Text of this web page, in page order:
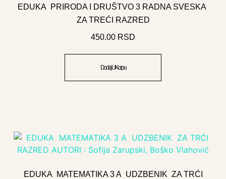
EDUKA PRIRODA I DRUŠTVO 3 RADNA SVESKA
ZA TREĆI RAZRED
450.00 RSD
Dodaj U Korpu
EDUKA MATEMATIKA 3 A UDZBENIK ZA TRĆI